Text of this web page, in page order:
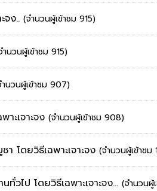
จง.. (จำนวนผู้เข้าชม 915)
ำนวนผู้เข้าชม 915)
นวนผู้เข้าชม 907)
ะเจาะจง (จำนวนผู้เข้าชม 908)
โดยวิธีเฉพาะเจาะจง (จำนวนผู้เข้าชม
วไป โดยวิธีเฉพาะเจาะจง... (จำนวนผู้